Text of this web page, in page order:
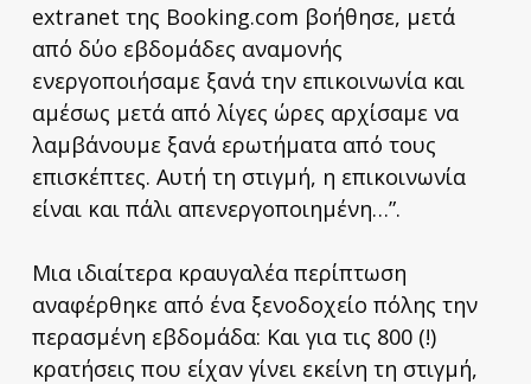
extranet της Booking.com βοήθησε, μετά
από δύο εβδομάδες αναμονής
ενεργοποιήσαμε ξανά την επικοινωνία και
αμέσως μετά από λίγες ώρες αρχίσαμε να
λαμβάνουμε ξανά ερωτήματα από τους
επισκέπτες. Αυτή τη στιγμή, η επικοινωνία
είναι και πάλι απενεργοποιημένη…”.
Μια ιδιαίτερα κραυγαλέα περίπτωση
αναφέρθηκε από ένα ξενοδοχείο πόλης την
περασμένη εβδομάδα: Και για τις 800 (!)
κρατήσεις που είχαν γίνει εκείνη τη στιγμή,